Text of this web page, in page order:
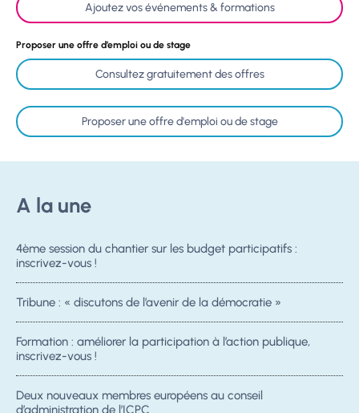
Ajoutez vos événements & formations
Proposer une offre d’emploi ou de stage
Consultez gratuitement des offres
Proposer une offre d'emploi ou de stage
A la une
4ème session du chantier sur les budget participatifs :
inscrivez-vous !
Tribune : « discutons de l’avenir de la démocratie »
Formation : améliorer la participation à l’action publique,
inscrivez-vous !
Deux nouveaux membres européens au conseil
d’administration de l’ICPC